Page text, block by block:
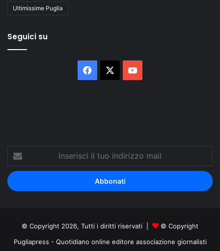
Ultimissime Puglia
Seguici su
Facebook
Inserisci
tuo
indirizzo
mail
© Copyright 2026, Tutti i diritti riservati |
© Copyright
Pugliapress - Quotidiano online editore associazione giornalisti